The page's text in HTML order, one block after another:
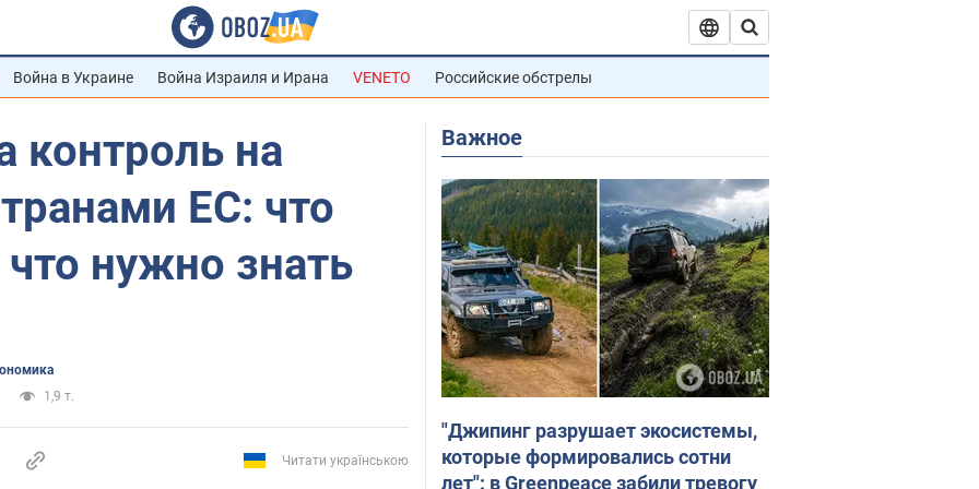
Война в Украине Война Израиля и Ирана VENETO Российские обстрелы
контроль на
ЕС: что
нужно знать
1,9 т.
Читати українською
Важное
"Джипинг разрушает экосистемы,
которые формировались сотни
лет": в Greenpeace забили тревогу